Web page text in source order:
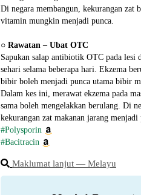
Di negara membangun, kekurangan zat
vitamin mungkin menjadi punca.
○ Rawatan – Ubat OTC
Sapukan salap antibiotik OTC pada lesi
sehari selama beberapa hari. Ekzema
bibir boleh menjadi punca utama bibir
Dalam kes ini, merawat ekzema pada
sama boleh mengelakkan berulang. Di
kekurangan zat makanan jarang menjadi
#Polysporin
#Bacitracin
Maklumat lanjut ― Melayu